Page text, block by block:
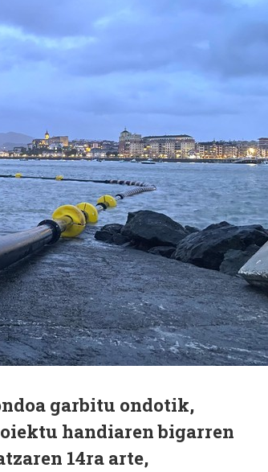
garbitu ondotik,
handiaren bigarren
14ra arte,